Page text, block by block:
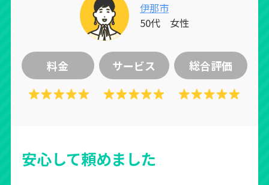
伊那市
50代 女性
料金 サービス 総合評価
安心して頼めました